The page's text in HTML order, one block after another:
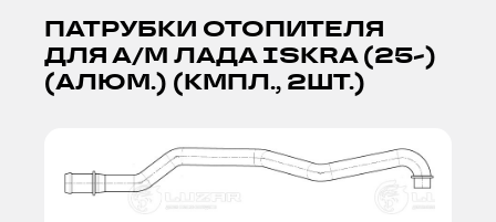
ПАТРУБКИ ОТОПИТЕЛЯ
ДЛЯ А/М ЛАДА ISKRA (25-)
(АЛЮМ.) (КМПЛ., 2ШТ.)